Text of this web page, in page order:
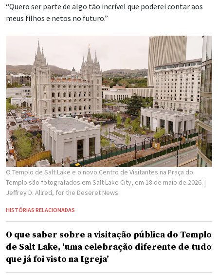
“Quero ser parte de algo tão incrível que poderei contar aos
meus filhos e netos no futuro.”
O Templo de Salt Lake e o novo Centro de Visitantes na Praça do
Templo são fotografados em Salt Lake City, em 18 de maio de 2026. |
Jeffrey D. Allred, for the Deseret News
HISTÓRIAS RELACIONADAS
O que saber sobre a visitação pública do Templo
de Salt Lake, ‘uma celebração diferente de tudo
que já foi visto na Igreja’